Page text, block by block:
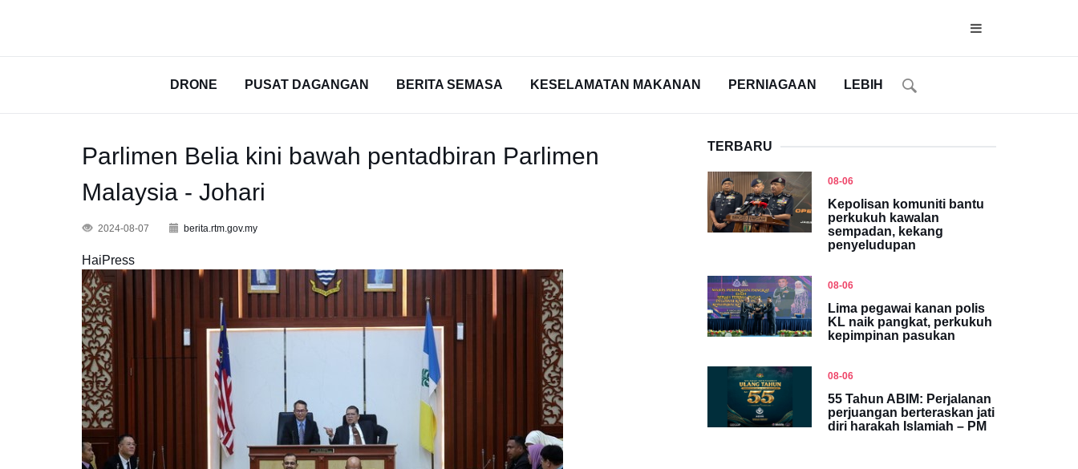
DRONE PUSAT DAGANGAN BERITA SEMASA KESELAMATAN MAKANAN PERNIAGAAN LEBIH
Parlimen Belia kini bawah pentadbiran Parlimen
Malaysia - Johari
2024-08-07 berita.rtm.gov.my
HaiPress
TERBARU
08-06
Kepolisan komuniti bantu
perkukuh kawalan
sempadan, kekang
penyeludupan
08-06
Lima pegawai kanan polis
KL naik pangkat, perkukuh
kepimpinan pasukan
08-06
55 Tahun ABIM: Perjalanan
perjuangan berteraskan jati
diri harakah Islamiah – PM